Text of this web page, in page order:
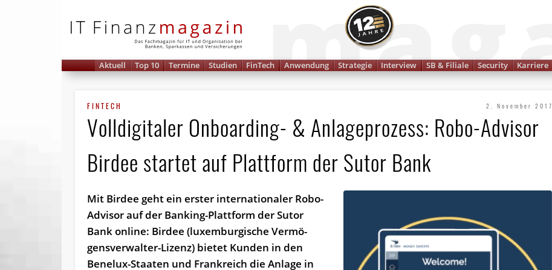
Aktuell Top 10 Termine Studien FinTech Anwendung Strategie Interview SB & Filiale Security Karriere
FINTECH 2. November 2017
Volldigitaler Onboarding- & Anlageprozess: Robo-Advisor
Birdee startet auf Plattform der Sutor Bank
Mit Birdee geht ein erster inter­nationaler Robo-
Advisor auf der Banking-Plattform der Sutor
Bank online: Birdee (luxemburgische Ver­mö­
gens­ver­walter-Lizenz) bietet Kunden in den
Benelux-Staaten und Frankreich die Anlage in